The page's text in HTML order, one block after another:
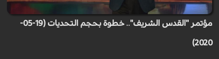
مؤتمر "القدس الشريف".. خطوة بحجم التحديات (19-05-
2020)